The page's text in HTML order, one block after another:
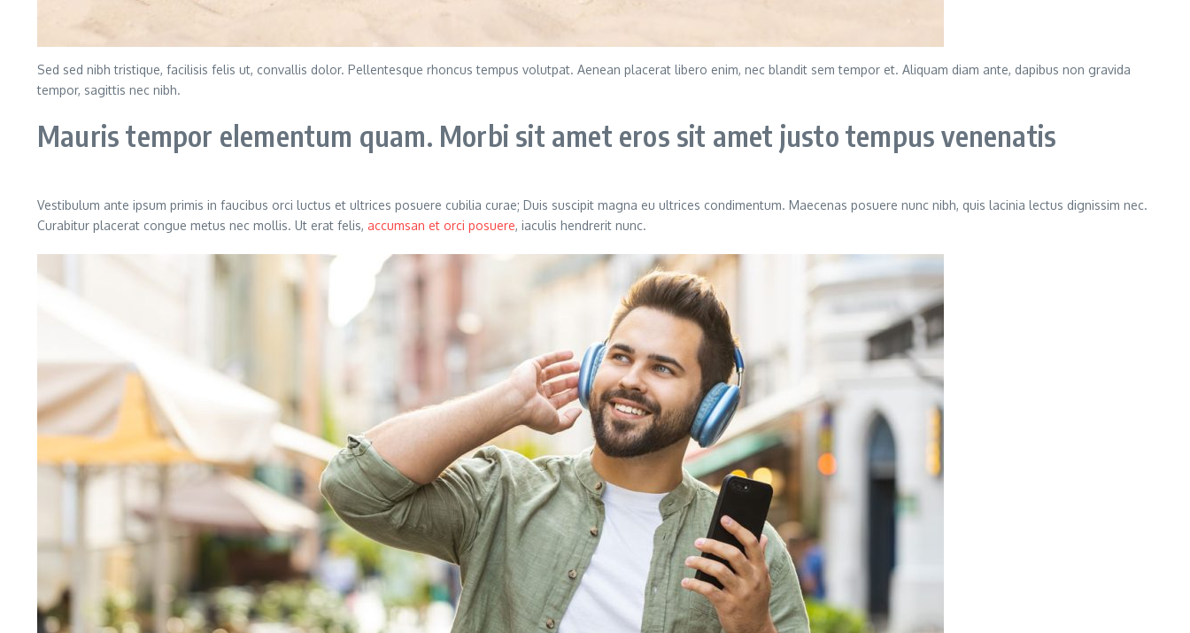
Sed sed nibh tristique, facilisis felis ut, convallis dolor. Pellentesque rhoncus tempus volutpat. Aenean placerat libero enim, nec blandit sem tempor et. Aliquam diam ante, dapibus non gravida
tempor, sagittis nec nibh.
Mauris tempor elementum quam. Morbi sit amet eros sit amet justo tempus venenatis
Vestibulum ante ipsum primis in faucibus orci luctus et ultrices posuere cubilia curae; Duis suscipit magna eu ultrices condimentum. Maecenas posuere nunc nibh, quis lacinia lectus dignissim nec.
Curabitur placerat congue metus nec mollis. Ut erat felis, accumsan et orci posuere, iaculis hendrerit nunc.